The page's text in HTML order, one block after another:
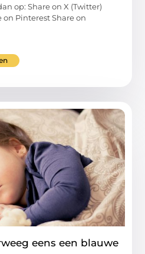
op: Share on X (Twitter)
on Pinterest Share on
eens een blauwe